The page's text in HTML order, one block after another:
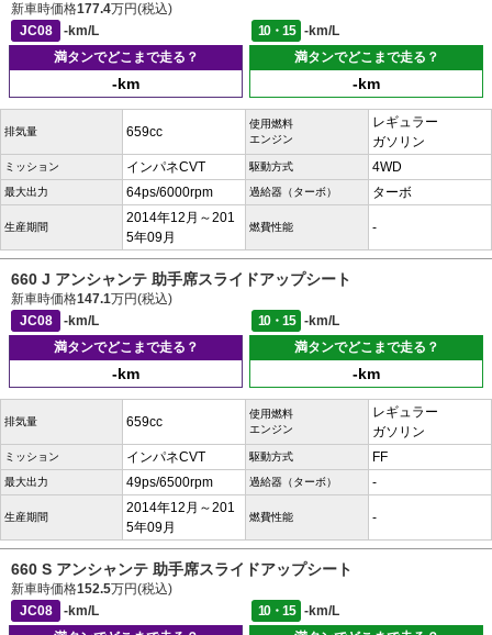
新車時価格177.4万円(税込)
JC08
-km/L 10・15
-km/L
満タンでどこまで走る？
-km
満タンでどこまで走る？
-km
排気量 659cc
使用燃料
エンジン
レギュラー
ガソリン
ミッション インパネCVT 駆動方式 4WD
最大出力 64ps/6000rpm 過給器（ターボ） ターボ
生産期間
2014年12月～201
5年09月
燃費性能 -
660 J アンシャンテ 助手席スライドアップシート
新車時価格147.1万円(税込)
JC08
-km/L 10・15
-km/L
満タンでどこまで走る？
-km
満タンでどこまで走る？
-km
排気量 659cc
使用燃料
エンジン
レギュラー
ガソリン
ミッション インパネCVT 駆動方式 FF
最大出力 49ps/6500rpm 過給器（ターボ） -
生産期間
2014年12月～201
5年09月
燃費性能 -
660 S アンシャンテ 助手席スライドアップシート
新車時価格152.5万円(税込)
JC08
-km/L 10・15
-km/L